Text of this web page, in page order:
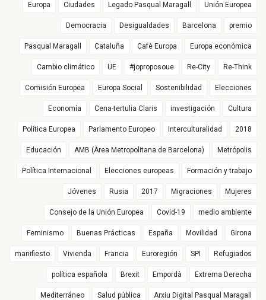
Europa Ciudades Legado Pasqual Maragall Unión Europea
Democracia Desigualdades Barcelona premio
Pasqual Maragall Cataluña Cafè Europa Europa económica
Cambio climático UE #joproposoue Re-City Re-Think
Comisión Europea Europa Social Sostenibilidad Elecciones
Economía Cena-tertulia Claris investigación Cultura
Política Europea Parlamento Europeo Interculturalidad 2018
Educación AMB (Àrea Metropolitana de Barcelona) Metrópolis
Política Internacional Elecciones europeas Formación y trabajo
Jóvenes Rusia 2017 Migraciones Mujeres
Consejo de la Unión Europea Covid-19 medio ambiente
Feminismo Buenas Prácticas España Movilidad Girona
manifiesto Vivienda Francia Euroregión SPI Refugiados
política española Brexit Empordà Extrema Derecha
Mediterráneo Salud pública Arxiu Digital Pasqual Maragall